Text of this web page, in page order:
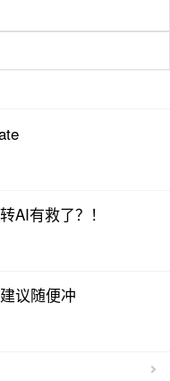
AI有救了？！
议随便冲